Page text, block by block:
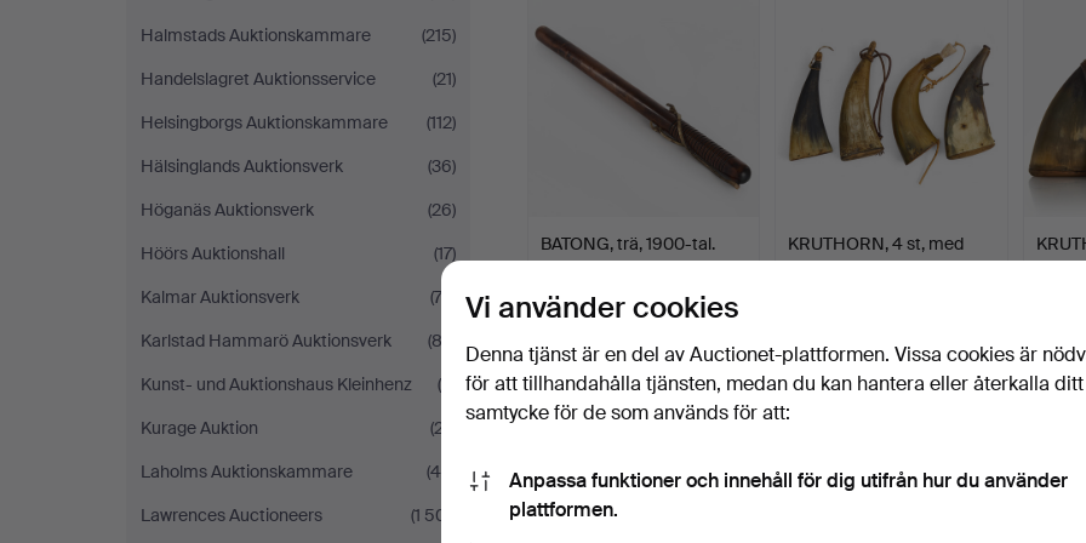
Halmstads Auktionskammare
(215)
Handelslagret Auktionsservice
(21)
Helsingborgs Auktionskammare
(112)
Hälsinglands Auktionsverk
(36)
Höganäs Auktionsverk
(26)
Höörs Auktionshall
(17)
Kalmar Auktionsverk
(72)
Karlstad Hammarö Auktionsverk
(83)
Kunst- und Auktionshaus Kleinhenz
(6)
Kurage Auktion
(27)
Laholms Auktionskammare
(44)
Lawrences Auctioneers
(1 501)
BATONG, trä, 1900-tal.
3 bud
43 USD
KRUTHORN, 4 st, med
stopp och botten i trä…
32 USD
tal, en
32
Vi använder cookies
Denna tjänst är en del av Auctionet-plattformen. Vissa cookies är
för att tillhandahålla tjänsten, medan du kan hantera eller återkalla ditt
samtycke för de som används för att:
Anpassa funktioner och innehåll för dig utifrån hur du använder
plattformen.